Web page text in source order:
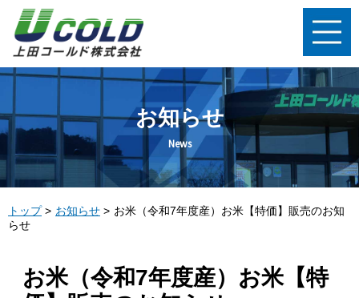
お知らせ
News
トップ お知らせ
お米（令和7年度産）お米【特価】販売のお知
らせ
お米（令和7年度産）お米【特